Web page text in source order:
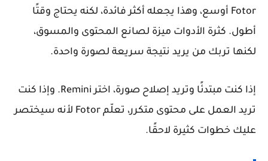
Fotor أوسع، وهذا يجعله أكثر فائدة، لكنه يحتاج وقتًا
أطول. كثرة الأدوات ميزة لصانع المحتوى والمسوق،
لكنها تربك من يريد نتيجة سريعة لصورة واحدة.
إذا كنت مبتدئًا وتريد إصلاح صورة، اختر Remini. وإذا كنت
تريد العمل على محتوى متكرر، تعلّم Fotor لأنه سيختصر
عليك خطوات كثيرة لاحقًا.